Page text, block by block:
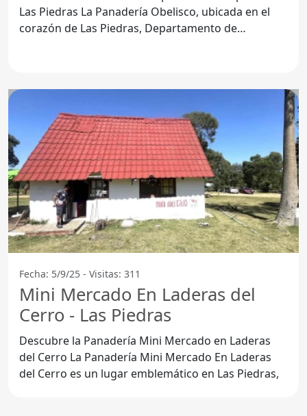
Las Piedras La Panadería Obelisco, ubicada en el
corazón de Las Piedras, Departamento de
Fecha: 5/9/25 - Visitas: 311
Mini Mercado En Laderas del
Cerro - Las Piedras
Descubre la Panadería Mini Mercado en Laderas
del Cerro La Panadería Mini Mercado En Laderas
del Cerro es un lugar emblemático en Las Piedras,